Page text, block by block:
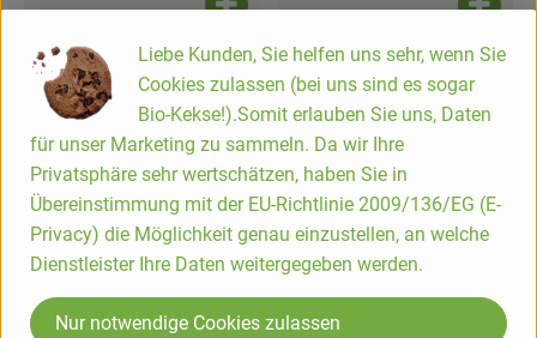
, Preis:
3,59 €/ 140 g
Vegane Art Leberwurst mit
Röstzwiebeln
DV , Referenzpreis:
25,64 €/ 1kg
Produkt zum Warenkorb hinzufügen
, Preis:
3,59 €/ 140 g
Vegane Art - Teewurst mit
grünem Pfeffer
DV, Referenzpreis:
25,64 €/ 1kg
, Verband:
Produkt zu Favouriten hinzufügen
Liebe Kunden, Sie helfen uns sehr, wenn Sie
Cookies zulassen (bei uns sind es sogar
Bio-Kekse!).Somit erlauben Sie uns, Daten
für unser Marketing zu sammeln. Da wir Ihre
Privatsphäre sehr wertschätzen, haben Sie in
Übereinstimmung mit der EU-Richtlinie 2009/136/EG (E-
Privacy) die Möglichkeit genau einzustellen, an welche
Dienstleister Ihre Daten weitergegeben werden.
Nur notwendige Cookies zulassen